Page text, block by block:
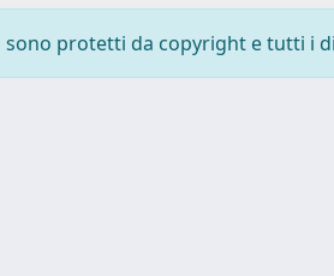
sono protetti da copyright e tutti i